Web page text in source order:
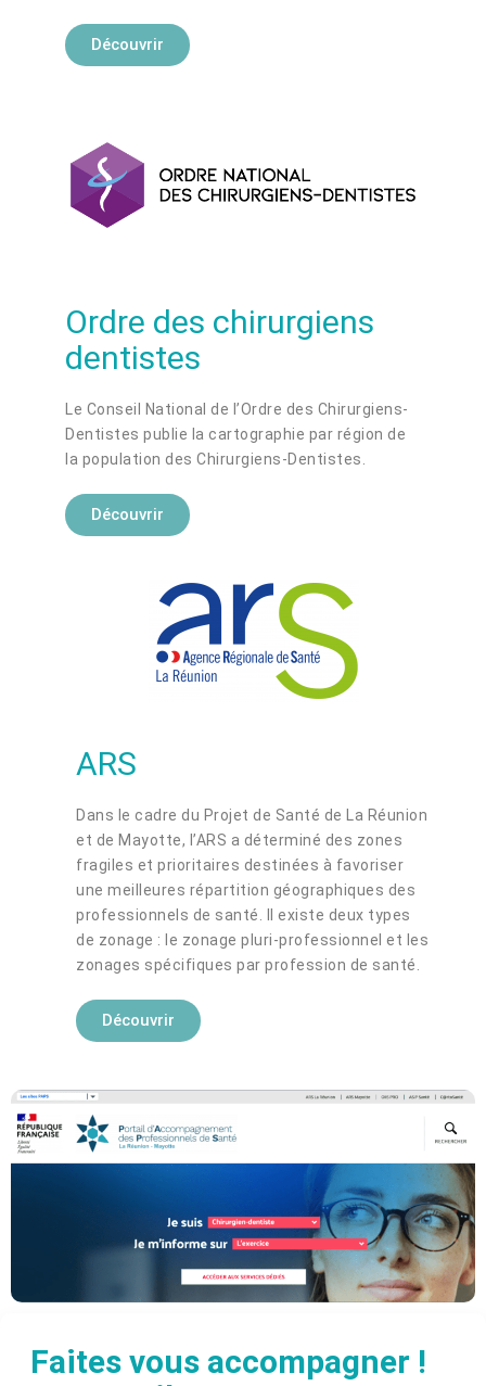
Découvrir
Ordre des chirurgiens
dentistes
Le Conseil National de l’Ordre des Chirurgiens-
Dentistes publie la cartographie par région de
la population des Chirurgiens-Dentistes.
Découvrir
ARS
Dans le cadre du Projet de Santé de La Réunion
et de Mayotte, l’ARS a déterminé des zones
fragiles et prioritaires destinées à favoriser
une meilleures répartition géographiques des
professionnels de santé. Il existe deux types
de zonage : le zonage pluri-professionnel et les
zonages spécifiques par profession de santé.
Découvrir
Faites vous accompagner !